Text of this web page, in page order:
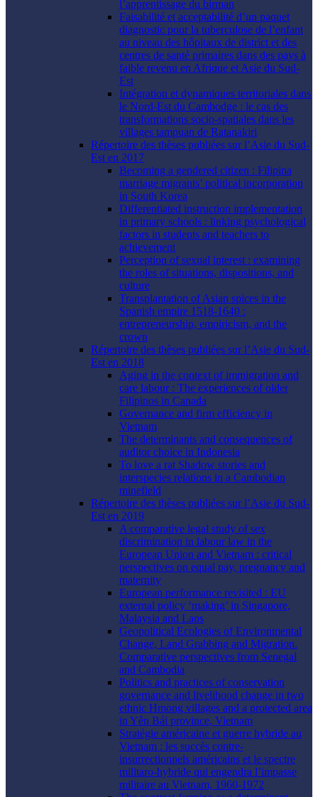
l’apprentissage du birman
Faisabilité et acceptabilité d’un paquet
diagnostic pour la tuberculose de l’enfant
au niveau des hôpitaux de district et des
centres de santé primaires dans des pays à
faible revenu en Afrique et Asie du Sud-
Est
Intégration et dynamiques territoriales dans
le Nord-Est du Cambodge : le cas des
transformations socio-spatiales dans les
villages tampuan de Ratanakiri
Répertoire des thèses publiées sur l’Asie du Sud-
Est en 2017
Becoming a gendered citizen : Filipina
marriage migrants’ political incorporation
in South Korea
Differentiated instruction implementation
in primary schools : linking psychological
factors in students and teachers to
achievement
Perception of sexual interest : examining
the roles of situations, dispositions, and
culture
Transplantation of Asian spices in the
Spanish empire 1518-1640 :
entrepreneurship, empiricism, and the
crown
Répertoire des thèses publiées sur l’Asie du Sud-
Est en 2018
Aging in the context of immigration and
care labour : The experiences of older
Filipinos in Canada
Governance and firm efficiency in
Vietnam
The determinants and consequences of
auditor choice in Indonesia
To love a rat Shadow stories and
interspecies relations in a Cambodian
minefield
Répertoire des thèses publiées sur l’Asie du Sud-
Est en 2019
A comparative legal study of sex
discrimination in labour law in the
European Union and Vietnam : critical
perspectives on equal pay, pregnancy and
maternity
European performance revisited : EU
external policy ‘making’ in Singapore,
Malaysia and Laos
Geopolitical Ecologies of Environmental
Change, Land Grabbing and Migration.
Comparative perspectives from Senegal
and Cambodia
Politics and practices of conservation
governance and livelihood change in two
ethnic Hmong villages and a protected area
in Yên Bái province, Vietnam
Stratégie américaine et guerre hybride au
Vietnam : les succès contre-
insurrectionnels américains et le spectre
militaro-hybride qui engendra l’impasse
militaire au Vietnam, 1960-1972